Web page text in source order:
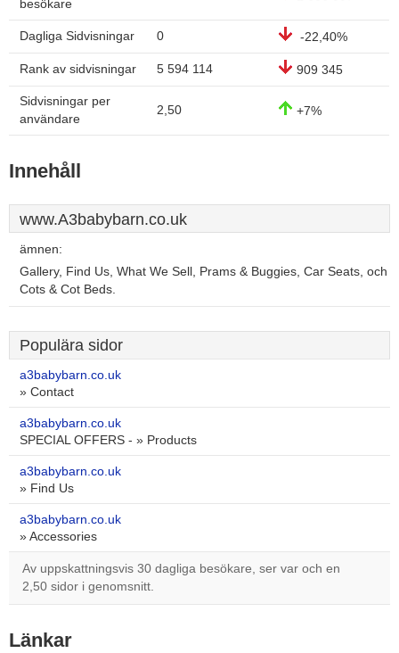
besökare
Dagliga Sidvisningar 0 -22,40%
Rank av sidvisningar 5 594 114 909 345
Sidvisningar per
användare
2,50 +7%
Innehåll
www.A3babybarn.co.uk
ämnen:
Gallery, Find Us, What We Sell, Prams & Buggies, Car Seats, och
Cots & Cot Beds.
Populära sidor
a3babybarn.co.uk
» Contact
a3babybarn.co.uk
SPECIAL OFFERS - » Products
a3babybarn.co.uk
» Find Us
a3babybarn.co.uk
» Accessories
Av uppskattningsvis 30 dagliga besökare, ser var och en
2,50 sidor i genomsnitt.
Länkar